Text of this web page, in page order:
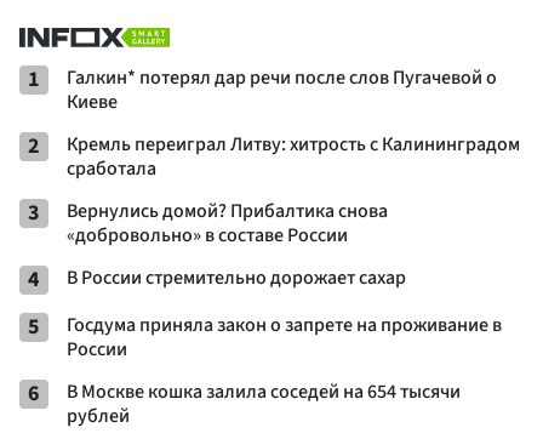
1
Галкин* потерял дар речи после слов Пугачевой о
Киеве
2
Кремль переиграл Литву: хитрость с Калининградом
сработала
3
Вернулись домой? Прибалтика снова
«добровольно» в составе России
4 В России стремительно дорожает сахар
5
Госдума приняла закон о запрете на проживание в
России
6
В Москве кошка залила соседей на 654 тысячи
рублей